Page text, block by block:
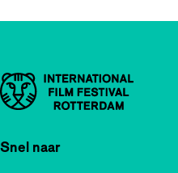
Belangrijke links
Snel naar